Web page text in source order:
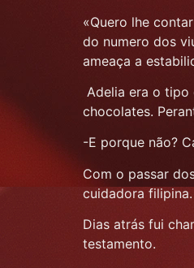
«Quero lhe
do numero dos
ameaça a
Adelia era o tipo
chocolates.
-E porque não?
Com o passar
cuidadora
Dias atrás fui
testamento.